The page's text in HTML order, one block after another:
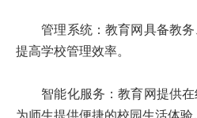
管理系统：教育网具备教务
提高学校管理效率。
智能化服务：教育网提供在